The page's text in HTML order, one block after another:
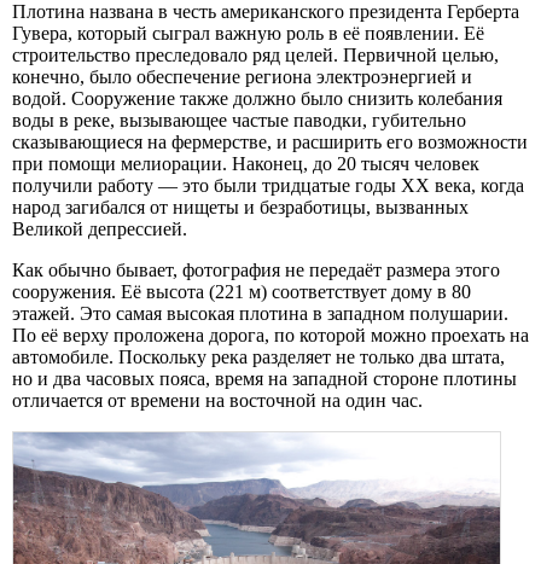
Плотина названа в честь американского президента Герберта
Гувера, который сыграл важную роль в её появлении. Её
строительство преследовало ряд целей. Первичной целью,
конечно, было обеспечение региона электроэнергией и
водой. Сооружение также должно было снизить колебания
воды в реке, вызывающее частые паводки, губительно
сказывающиеся на фермерстве, и расширить его возможности
при помощи мелиорации. Наконец, до 20 тысяч человек
получили работу — это были тридцатые годы XX века, когда
народ загибался от нищеты и безработицы, вызванных
Великой депрессией.
Как обычно бывает, фотография не передаёт размера этого
сооружения. Её высота (221 м) соответствует дому в 80
этажей. Это самая высокая плотина в западном полушарии.
По её верху проложена дорога, по которой можно проехать на
автомобиле. Поскольку река разделяет не только два штата,
но и два часовых пояса, время на западной стороне плотины
отличается от времени на восточной на один час.